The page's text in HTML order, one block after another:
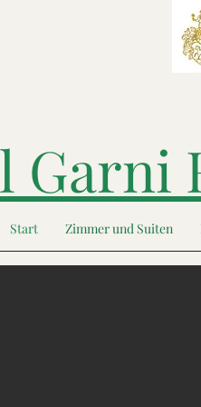
Garni
Start Zimmer und Suiten